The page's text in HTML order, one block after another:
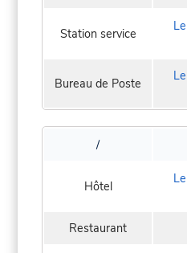
Station service
Bureau de Poste
/
Hôtel
Restaurant